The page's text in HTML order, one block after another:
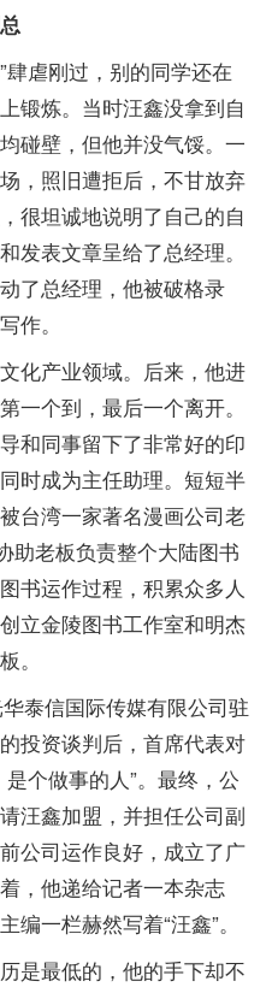
虐刚过，别的同学还在
锻炼。当时汪鑫没拿到自
碰壁，但他并没气馁。一
，照旧遭拒后，不甘放弃
很坦诚地说明了自己的自
发表文章呈给了总经理。
了总经理，他被破格录
作。
产业领域。后来，他进
一个到，最后一个离开。
和同事留下了非常好的印
时成为主任助理。短短半
台湾一家著名漫画公司老
助老板负责整个大陆图书
书运作过程，积累众多人
立金陵图书工作室和明杰
。
泰信国际传媒有限公司驻
投资谈判后，首席代表对
个做事的人”。最终，公
汪鑫加盟，并担任公司副
公司运作良好，成立了广
，他递给记者一本杂志
编一栏赫然写着“汪鑫”。
最低的，他的手下却不